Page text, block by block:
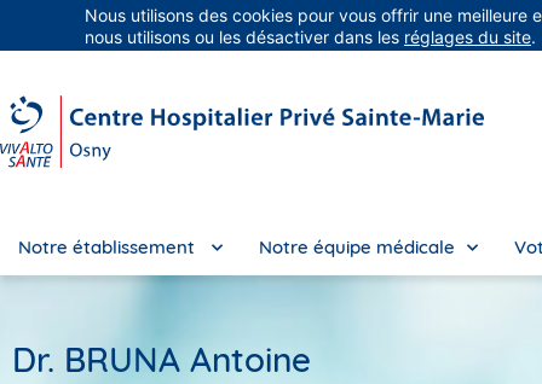
Groupe Vivalto Santé Entre nous, la vie
Notre établissement Notre équipe médicale
Dr. BRUNA Antoine
Nous utilisons des cookies pour vous offrir une
nous utilisons ou les désactiver dans les réglages du site.